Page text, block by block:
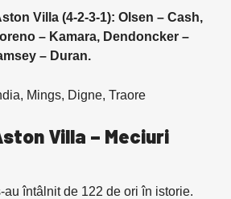
Villa (4-2-3-1): Olsen – Cash,
– Kamara, Dendoncker –
– Duran.
Mings, Digne, Traore
Villa – Meciuri
întâlnit de 122 de ori în istorie.